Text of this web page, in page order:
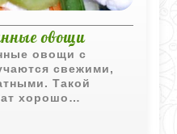
овощи
овощи с
свежими,
Такой
хорошо
или